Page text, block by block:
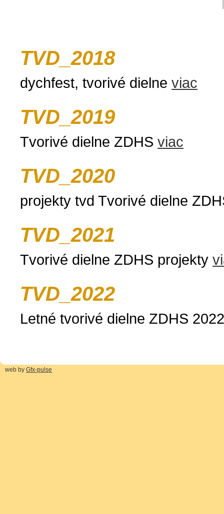
TVD_2018
dychfest, tvorivé dielne viac
TVD_2019
Tvorivé dielne ZDHS viac
TVD_2020
projekty tvd Tvorivé dielne
TVD_2021
Tvorivé dielne ZDHS projekty
TVD_2022
Letné tvorivé dielne ZDHS
web by Gfx-pulse